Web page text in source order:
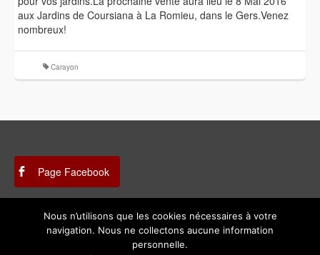
aux Jardins de Coursiana à La Romieu, dans le Gers.Venez
nombreux!
Carayon
Page Facebook
Instagram
Nous n’utilisons que les cookies nécessaires à votre
navigation. Nous ne collectons aucune information
personnelle.